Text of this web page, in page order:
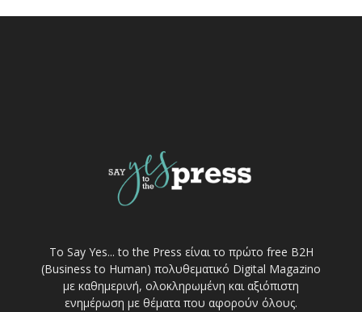
Το Say Yes... to the Press είναι το πρώτο free Β2Η
(Business to Human) πολυθεματικό Digital Magazino
με καθημερινή, ολοκληρωμένη και αξιόπιστη
ενημέρωση με θέματα που αφορούν όλους.